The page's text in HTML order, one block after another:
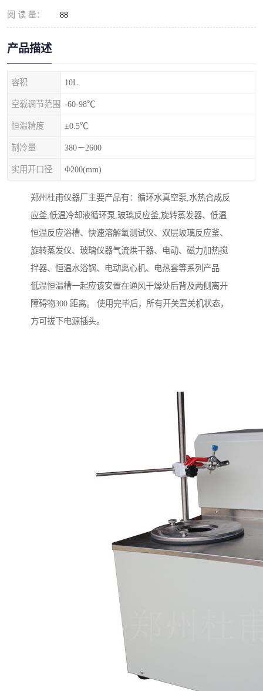
阅 读 量： 88
产品描述
容积 10L
空载调节范围 -60-98℃
恒温精度 ±0.5℃
制冷量 380－2600
实用开口径 Φ200(mm)
郑州杜甫仪器厂主要产品有：循环水真空泵,水热合成反
应釜,低温冷却液循环泵,玻璃反应釜,旋转蒸发器、低温
恒温反应浴槽、快速溶解氧测试仪、双层玻璃反应釜、
旋转蒸发仪、玻璃仪器气流烘干器、电动、磁力加热搅
拌器、恒温水浴锅、电动离心机、电热套等系列产品
低温恒温槽一起应该安置在通风干燥处后背及两侧离开
障碍物300 距离。 使用完毕后，所有开关置关机状态，
方可拔下电源插头。